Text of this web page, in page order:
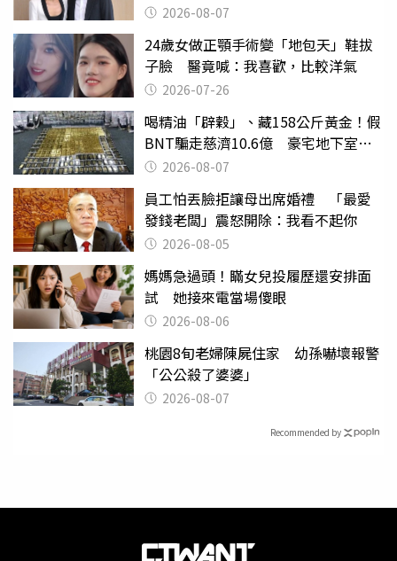
2026-08-07
24歲女做正顎手術變「地包天」鞋拔
子臉 醫竟喊：我喜歡，比較洋氣
2026-07-26
喝精油「辟穀」、藏158公斤黃金！假
BNT騙走慈濟10.6億 豪宅地下室竟
挖出乾鮑金庫
2026-08-07
員工怕丟臉拒讓母出席婚禮 「最愛
發錢老闆」震怒開除：我看不起你
2026-08-05
媽媽急過頭！瞞女兒投履歷還安排面
試 她接來電當場傻眼
2026-08-06
桃園8旬老婦陳屍住家 幼孫嚇壞報警
「公公殺了婆婆」
2026-08-07
Recommended by